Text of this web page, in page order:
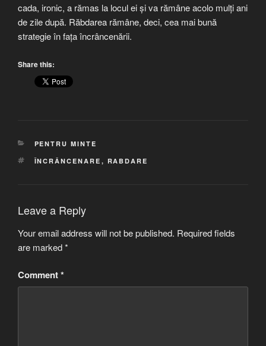
cada, ironic, a rămas la locul ei și va rămâne acolo mulți ani
de zile după. Răbdarea rămâne, deci, cea mai bună
strategie în fața încrâncenării.
Share this:
CATEGORIES
PENTRU MINTE
TAGS
ÎNCRÂNCENARE , RABDARE
Leave a Reply
Your email address will not be published. Required fields
are marked*
Comment*